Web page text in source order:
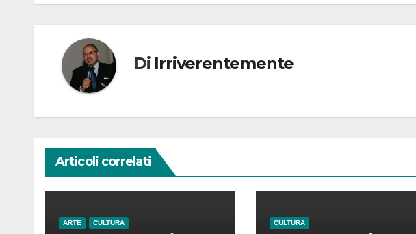
Di Irriverentemente
Articoli correlati
ARTE CULTURA CULTURA